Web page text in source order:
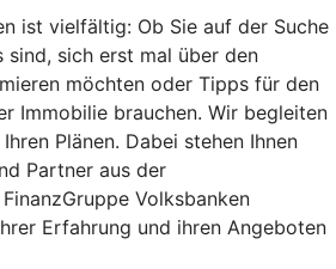
ist vielfältig: Ob Sie auf der Suche
sind, sich erst mal über den
möchten oder Tipps für den
Immobilie brauchen. Wir begleiten
Plänen. Dabei stehen Ihnen
Partner aus der
Volksbanken
Erfahrung und ihren Angeboten